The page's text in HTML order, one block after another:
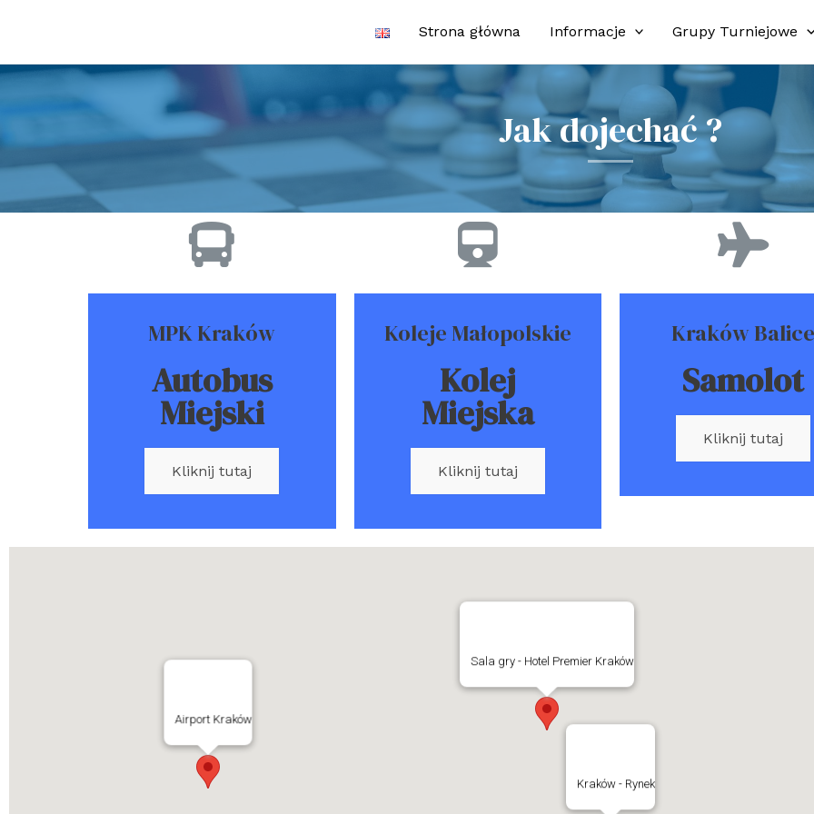
Strona główna Informacje Grupy Turniejowe
Jak dojechać ?
MPK Kraków
Autobus
Miejski
Kliknij tutaj
Koleje Małopolskie
Kolej
Miejska
Kliknij tutaj
Kraków Balice
Samolot
Kliknij tutaj
Sala gry - Hotel Premier Kraków
Airport Kraków
Kraków - Rynek